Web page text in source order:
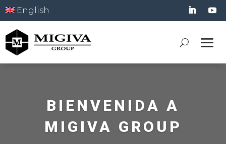
English
BIENVENIDA A
MIGIVA GROUP